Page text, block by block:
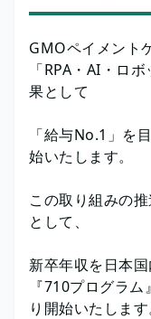
GMOペイメント
「RPA・AI・ロ
果として
「給与No.1」を
始いたします。
この取り組みの
として、
新卒年収を日本
『710プログラ
り開始いたします